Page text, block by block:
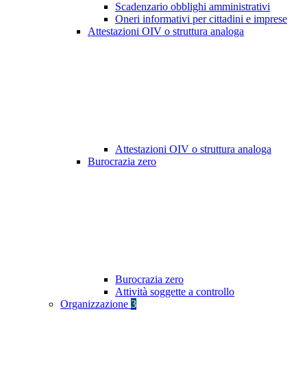
Scadenzario obblighi amministrativi
Oneri informativi per cittadini e imprese
Attestazioni OIV o struttura analoga
Attestazioni OIV o struttura analoga
Burocrazia zero
Burocrazia zero
Attività soggette a controllo
Organizzazione 3